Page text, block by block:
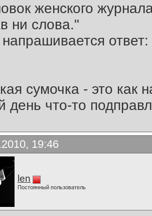
женского
ни слова."
сумочка - это как
день что-то
19:46
len
Постоянный пользователь